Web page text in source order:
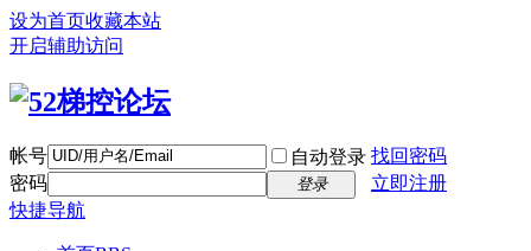
设为首页收藏本站
开启辅助访问
帐号 自动登录 找回密码
密码
登录
立即注册
快捷导航